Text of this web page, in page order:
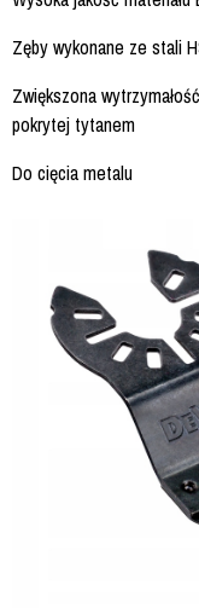
Zęby wykonane ze stali
Zwiększona
pokrytej tytanem
Do cięcia metalu